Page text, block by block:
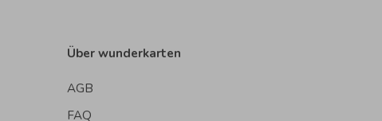
Über wunderkarten
AGB
FAQ